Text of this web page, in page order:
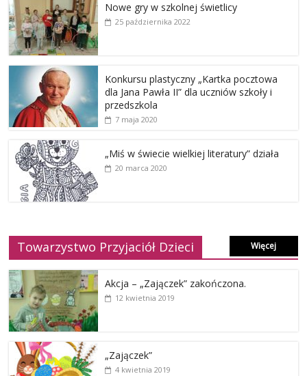
Nowe gry w szkolnej świetlicy
25 października 2022
Konkursu plastyczny „Kartka pocztowa
dla Jana Pawła II” dla uczniów szkoły i
przedszkola
7 maja 2020
„Miś w świecie wielkiej literatury” działa
20 marca 2020
Towarzystwo Przyjaciół Dzieci Więcej
Akcja – „Zajączek” zakończona.
12 kwietnia 2019
„Zajączek”
4 kwietnia 2019